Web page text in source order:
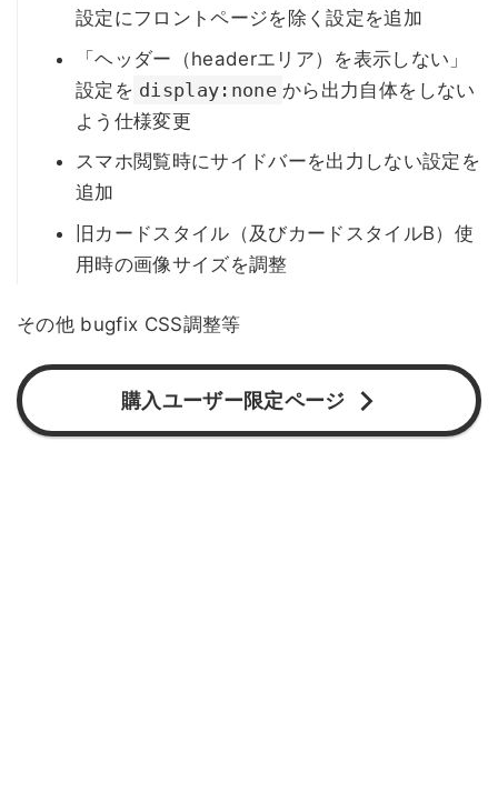
設定にフロントページを除く設定を追加
「ヘッダー（headerエリア）を表示しない」
設定を display:none から出力自体をしない
よう仕様変更
スマホ閲覧時にサイドバーを出力しない設定を
追加
旧カードスタイル（及びカードスタイルB）使
用時の画像サイズを調整
その他 bugfix CSS調整等
購入ユーザー限定ページ